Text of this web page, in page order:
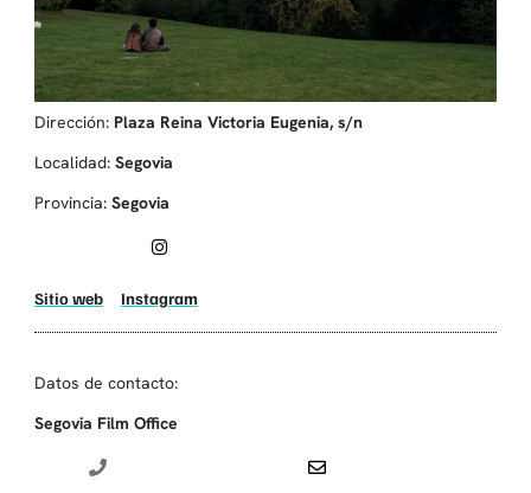
Dirección: Plaza Reina Victoria Eugenia, s/n
Localidad: Segovia
Provincia: Segovia
Sitio web Instagram
Datos de contacto:
Segovia Film Office